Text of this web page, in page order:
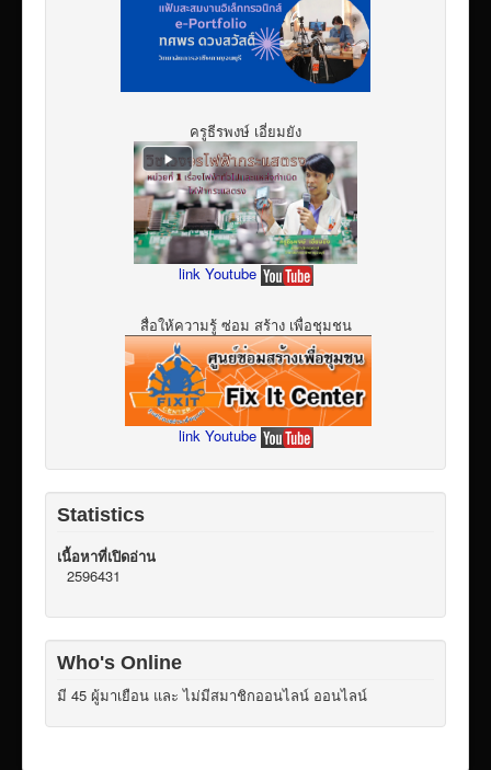
ครูธีรพงษ์ เอี่ยมยัง
link Youtube
สื่อให้ความรู้ ซ่อม สร้าง เพื่อชุมชน
link Youtube
Statistics
เนื้อหาที่เปิดอ่าน
2596431
Who's Online
มี 45 ผู้มาเยือน และ ไม่มีสมาชิกออนไลน์ ออนไลน์